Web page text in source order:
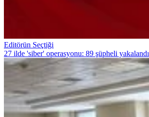
Editörün Seçtiği
27 ilde 'siber' operasyonu: 89 şüpheli yakalandı